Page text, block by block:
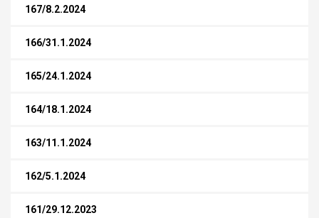
167/8.2.2024
166/31.1.2024
165/24.1.2024
164/18.1.2024
163/11.1.2024
162/5.1.2024
161/29.12.2023